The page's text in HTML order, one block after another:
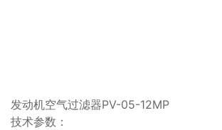
发动机空气过滤器PV-05-12MP
技术参数：